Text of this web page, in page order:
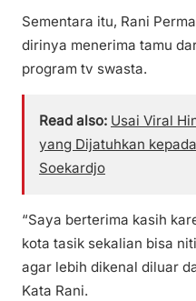
Sementara itu, Rani
dirinya menerima tamu
program tv swasta.
Read also: Usai Viral
yang Dijatuhkan
Soekardjo
“Saya berterima kasih
kota tasik sekalian bisa
agar lebih dikenal diluar
Kata Rani.